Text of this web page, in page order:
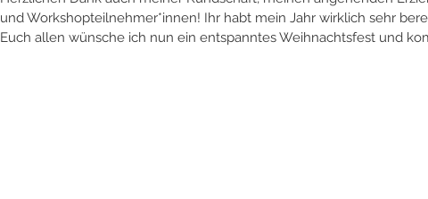
und Workshopteilnehmer*innen! Ihr habt mein Jahr wirklich sehr
Euch allen wünsche ich nun ein entspanntes Weihnachtsfest und